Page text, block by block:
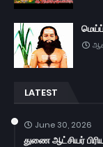
LATEST
June 30, 2026
துணை ஆட்சியர்